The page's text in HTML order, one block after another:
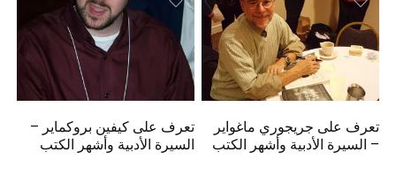
تعرف على جريجوري ماغواير
– السيرة الأدبية وأشهر الكتب
تعرف على كيفين بروكماير –
السيرة الأدبية وأشهر الكتب